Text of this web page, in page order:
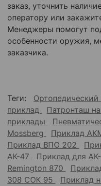
заказ, уточнить
оператору или
Менеджеры помогут
особенности оружия,
заказчика.
Теги: Ортопедический
приклад
Патронташ
приклады
Mossberg
Приклад
Приклад ВПО 202
АК-47
Приклад для
Remington 870
308 СОК 95
Приклад